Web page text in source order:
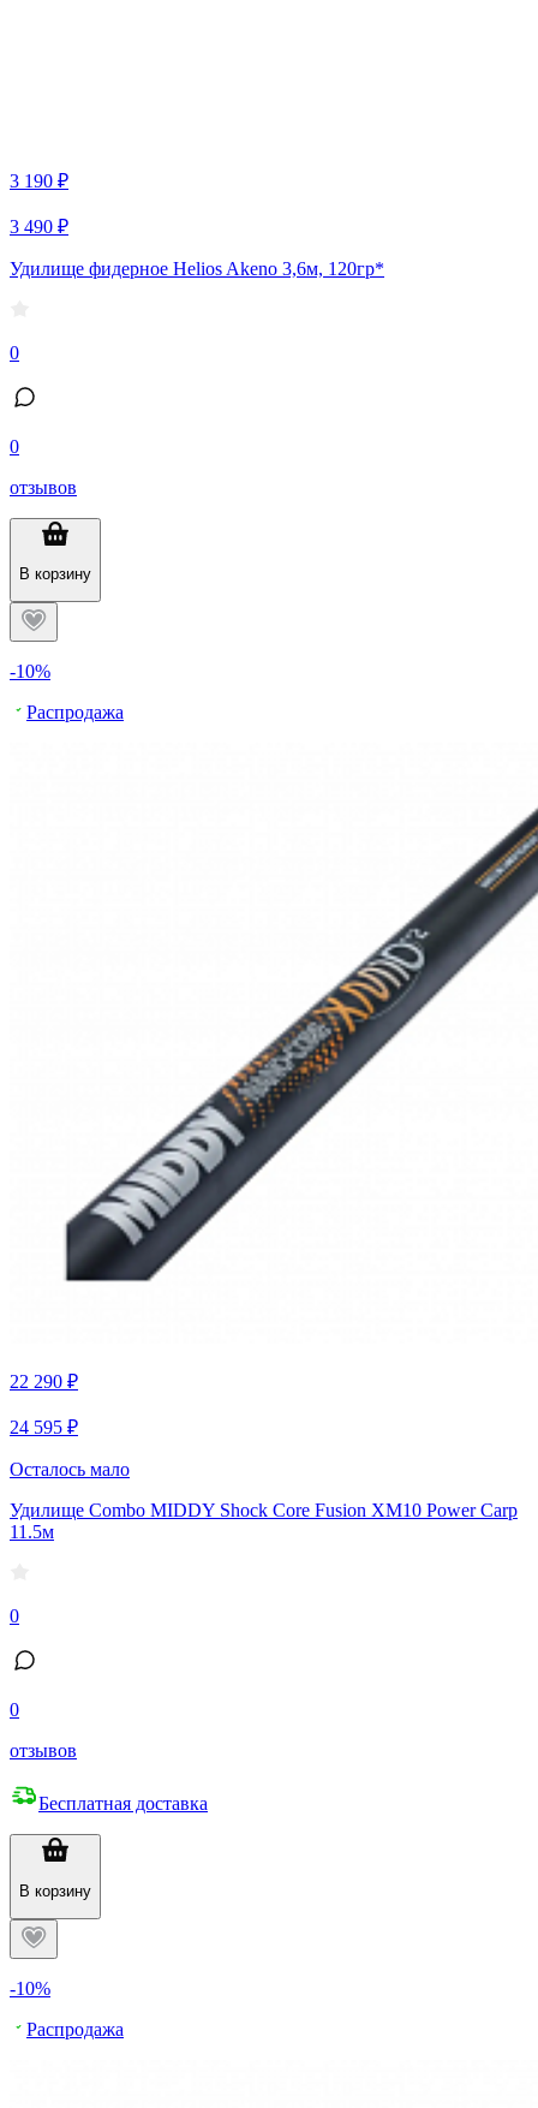
3 190 ₽
3 490 ₽
Удилище фидерное Helios Akeno 3,6м, 120гр*
0
0
отзывов
В корзину
-10%
Распродажа
22 290 ₽
24 595 ₽
Осталось мало
Удилище Combo MIDDY Shock Core Fusion XM10 Power Carp
11.5м
0
0
отзывов
Бесплатная доставка
В корзину
-10%
Распродажа